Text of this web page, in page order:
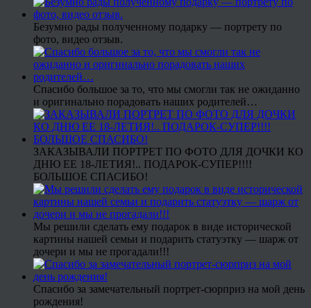
Безумно рады полученному подарку — портрету по
фото, видео отзыв.
Спасибо большое за то, что мы смогли так не ожиданно
и оригинально порадовать наших родителей…
ЗАКАЗЫВАЛИ ПОРТРЕТ ПО ФОТО ДЛЯ ДОЧКИ КО
ДНЮ ЕЕ 18-ЛЕТИЯ!.. ПОДАРОК-СУПЕР!!!!
БОЛЬШОЕ СПАСИБО!
Мы решили сделать ему подарок в виде исторической
картины нашей семьи и подарить статуэтку — шарж от
дочери и мы не прогадали!!!
Спасибо за замечательный портрет-сюрприз на мой день
рождения!